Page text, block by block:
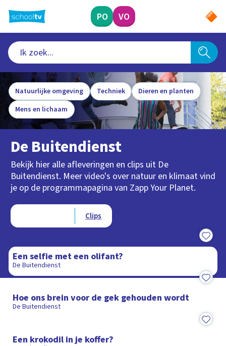
naar
hoofdinhoud
PO VO
Natuurlijke omgeving Techniek
Dieren en planten
Mens en lichaam
De Buitendienst
Bekijk hier alle afleveringen en clips uit De
Buitendienst. Meer video's over natuur en klimaat vind
je op de programmapagina van Zapp Your Planet.
Type videos
Clips
Een selfie met een olifant?
De Buitendienst
Hoe ons brein voor de gek gehouden wordt
De Buitendienst
20:30
Een krokodil in je koffer?